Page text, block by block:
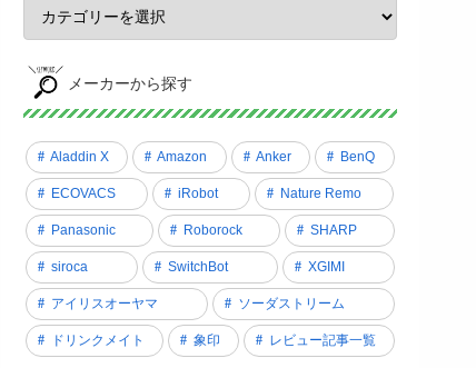
メーカーから探す
Aladdin X Amazon Anker BenQ
ECOVACS iRobot Nature Remo
Panasonic Roborock SHARP
siroca SwitchBot XGIMI
アイリスオーヤマ ソーダストリーム
ドリンクメイト 象印 レビュー記事一覧